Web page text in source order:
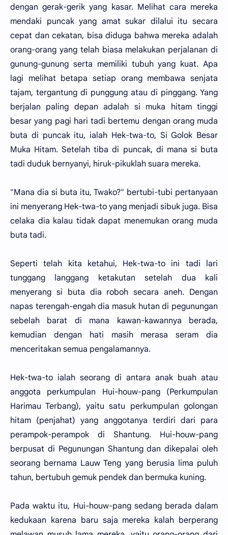
dengan gerak-gerik yang kasar. Melihat cara mereka
mendaki puncak yang amat sukar dilalui itu secara
cepat dan cekatan, bisa diduga bahwa mereka adalah
orang-orang yang telah biasa melakukan perjalanan di
gunung-gunung serta memiliki tubuh yang kuat. Apa
lagi melihat betapa setiap orang membawa senjata
tajam, tergantung di punggung atau di pinggang. Yang
berjalan paling depan adalah si muka hitam tinggi
besar yang pagi hari tadi bertemu dengan orang muda
buta di puncak itu, ialah Hek-twa-to, Si Golok Besar
Muka Hitam. Setelah tiba di puncak, di mana si buta
tadi duduk bernyanyi, hiruk-pikuklah suara mereka.
"Mana dia si buta itu, Twako?" bertubi-tubi pertanyaan
ini menyerang Hek-twa-to yang menjadi sibuk juga. Bisa
celaka dia kalau tidak dapat menemukan orang muda
buta tadi.
Seperti telah kita ketahui, Hek-twa-to ini tadi lari
tunggang langgang ketakutan setelah dua kali
menyerang si buta dia roboh secara aneh. Dengan
napas terengah-engah dia masuk hutan di pegunungan
sebelah barat di mana kawan-kawannya berada,
kemudian dengan hati masih merasa seram dia
menceritakan semua pengalamannya.
Hek-twa-to ialah seorang di antara anak buah atau
anggota perkumpulan Hui-houw-pang (Perkumpulan
Harimau Terbang), yaitu satu perkumpulan golongan
hitam (penjahat) yang anggotanya terdiri dari para
perampok-perampok di Shantung. Hui-houw-pang
berpusat di Pegunungan Shantung dan dikepalai oleh
seorang bernama Lauw Teng yang berusia lima puluh
tahun, bertubuh gemuk pendek dan bermuka kuning.
Pada waktu itu, Hui-houw-pang sedang berada dalam
kedukaan karena baru saja mereka kalah berperang